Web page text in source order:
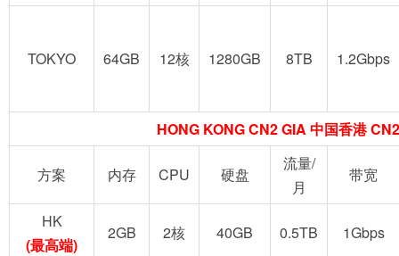
TOKYO 64GB 12核 1280GB 8TB 1.2Gbps
HONG KONG CN2 GIA 中国香港
方案 内存 CPU 硬盘
流量/
月
带宽
HK
(最高端)
2GB 2核 40GB 0.5TB 1Gbps